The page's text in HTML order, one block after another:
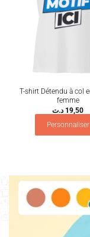
T-shirt Détendu à col
femme
19,50 د.ت
Personnaliser